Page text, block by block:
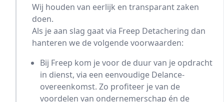
Wij houden van eerlijk en transparant zaken
doen.
Als je aan slag gaat via Freep Detachering dan
hanteren we de volgende voorwaarden:
Bij Freep kom je voor de duur van je opdracht
in dienst, via een eenvoudige Delance-
overeenkomst. Zo profiteer je van de
voordelen van ondernemerschap én de